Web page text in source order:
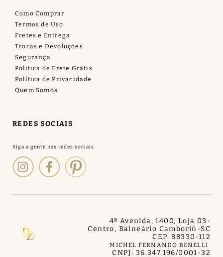
Como Comprar
Termos de Uso
Fretes e Entrega
Trocas e Devoluções
Segurança
Politica de Frete Grátis
Política de Privacidade
Quem Somos
REDES SOCIAIS
MICHEL FERNANDO BENELLI
4ª Avenida, 1400, Loja 03 -
Centro, Balneário Camboriú-SC
CEP: 88330-112
CNPJ: 36.347.196/0001-32